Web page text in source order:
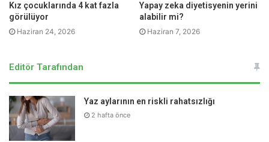
Kolesterol ve trigliseritler yağsı maddeler olup vücutta
fazla miktarlarda bulunduğunda çeşitli etkileşimler ile
huylu, HDL ise iyi huylu kolesterol olarak bilinir. Çünkü LDL
kolesterolü taşıyarak uzaklaştıran molekül ise HDL’dir.
Kandaki yüksek kolesterol, trigliserit ve LDL seviyeleri
tehlike çanları gibidir. Uygun diyet veya ilaçla müdahale
Kız çocuklarında 4 kat fazla
görülüyor
Haziran 24, 2026
Yapay zeka diyetisyenin yerini
alabilir mi?
Haziran 7, 2026
Editör Tarafından
Yaz aylarının en riskli rahatsızlığı
2 hafta önce